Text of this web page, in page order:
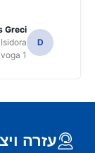
D
Greci
1
עזרה